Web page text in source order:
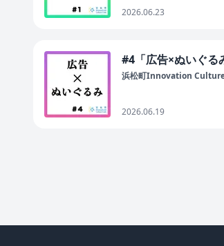
2026.06.23
#4「広告×ぬいぐる
浜松町Innovation
2026.06.19